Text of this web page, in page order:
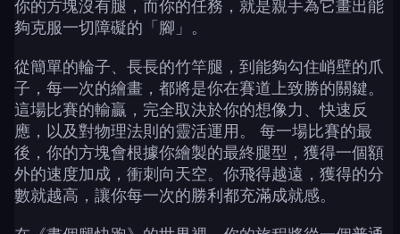
你的方塊沒有腿，而你的任務，就是親手為它畫出能
夠克服一切障礙的「腳」。
從簡單的輪子、長長的竹竿腿，到能夠勾住峭壁的爪
子，每一次的繪畫，都將是你在賽道上致勝的關鍵。
這場比賽的輸贏，完全取決於你的想像力、快速反
應，以及對物理法則的靈活運用。 每一場比賽的最
後，你的方塊會根據你繪製的最終腿型，獲得一個額
外的速度加成，衝刺向天空。你飛得越遠，獲得的分
數就越高，讓你每一次的勝利都充滿成就感。